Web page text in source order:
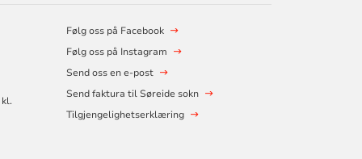
Følg oss på Facebook
Følg oss på Instagram
Send oss en e-post
Send faktura til Søreide sokn
Tilgjengelighetserklæring